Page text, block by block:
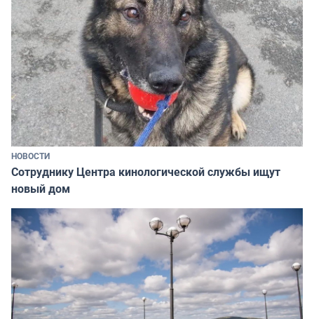
НОВОСТИ
Сотруднику Центра кинологической службы ищут
новый дом